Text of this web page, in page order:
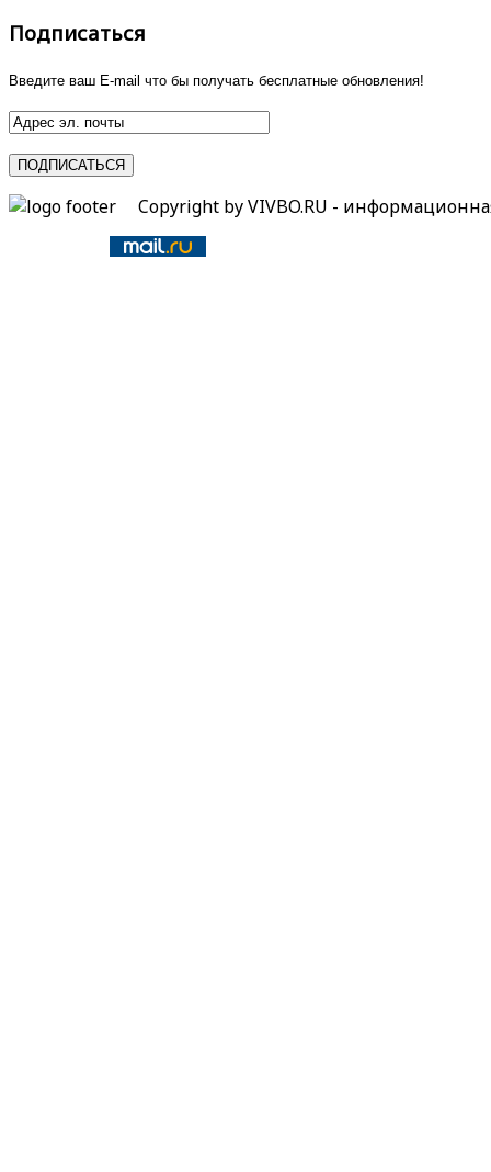
Подписаться
Введите ваш E-mail что бы получать бесплатные обновления!
Copyright by VIVBO.RU -